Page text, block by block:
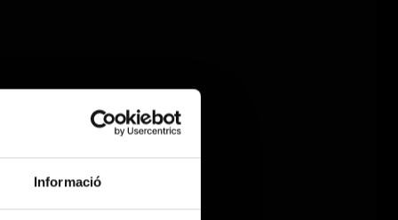
Informació